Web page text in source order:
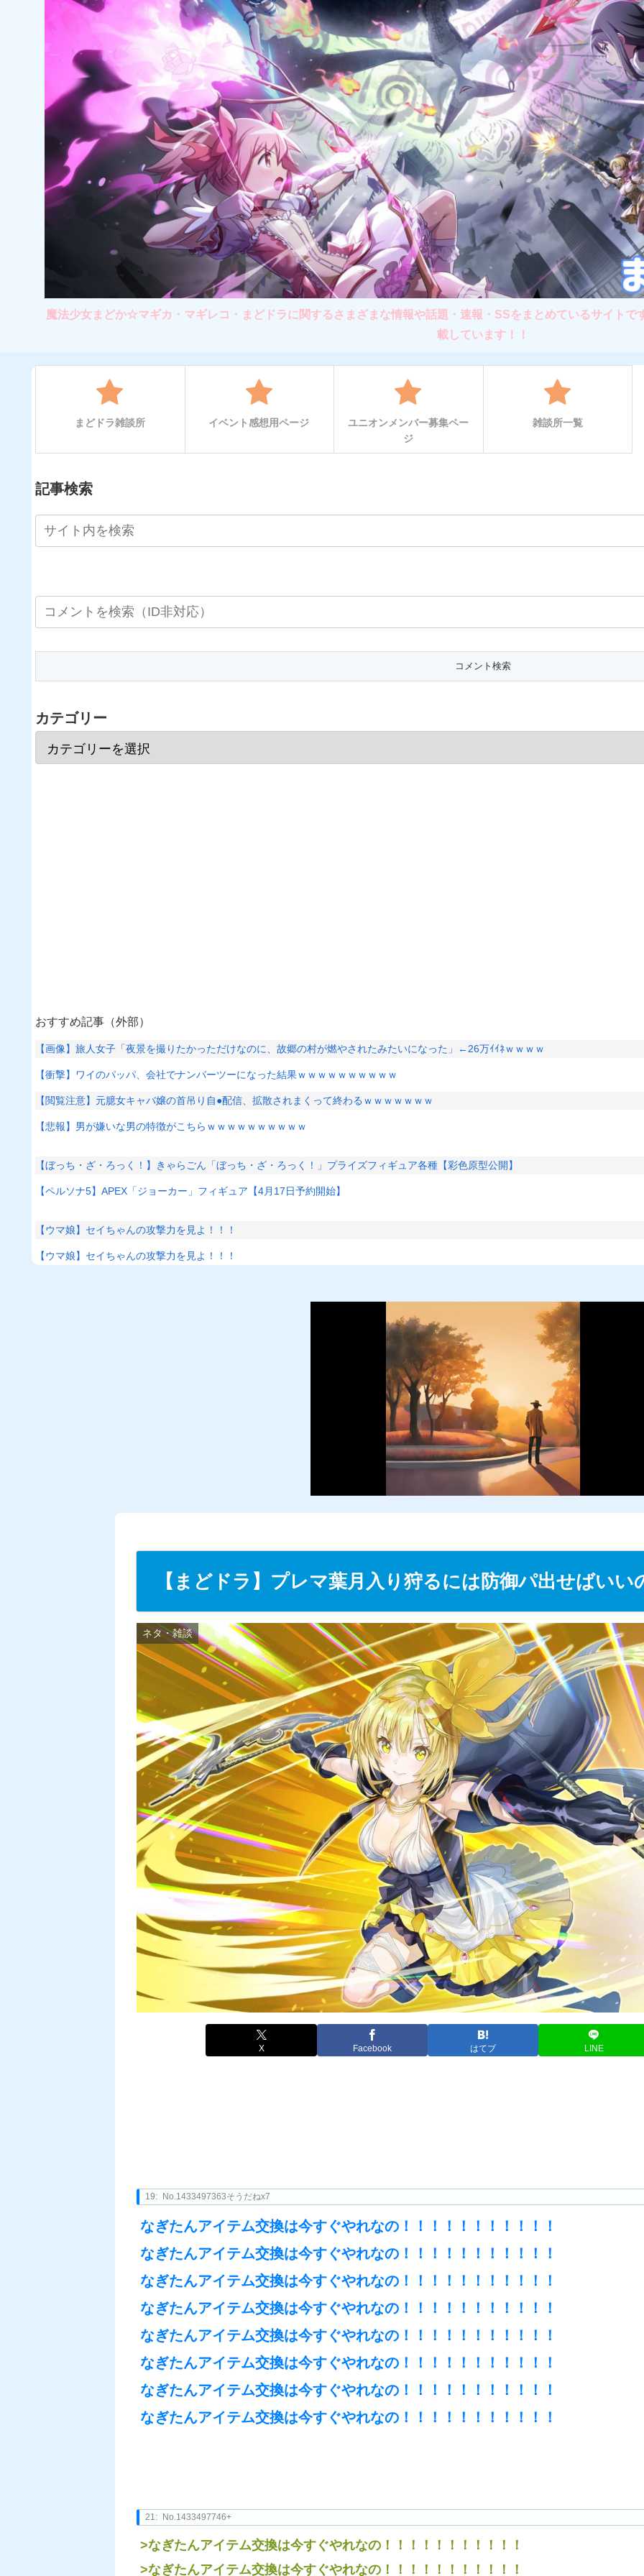
魔法少女まどか☆マギカ・マギレコ・まどドラに関するさまざまな情報や話題・速報・SSをまとめているサイト
載しています！！
まどドラ雑談所 イベント感想用ページ
ユニオンメンバー募集ペー
ジ
雑談所一覧
記事検索
カテゴリー
おすすめ記事（外部）
【画像】旅人女子「夜景を撮りたかっただけなのに、故郷の村が燃やされたみたいになった」←26万ｲｲﾈｗｗｗｗ
【衝撃】ワイのパッパ、会社でナンバーツーになった結果ｗｗｗｗｗｗｗｗｗｗ
【閲覧注意】元臆女キャバ嬢の首吊り自●配信、拡散されまくって終わるｗｗｗｗｗｗｗ
【悲報】男が嫌いな男の特徴がこちらｗｗｗｗｗｗｗｗｗｗ
【ぼっち・ざ・ろっく！】きゃらごん「ぼっち・ざ・ろっく！」プライズフィギュア各種【彩色原型公開】
【ペルソナ5】APEX「ジョーカー」フィギュア【4月17日予約開始】
【ウマ娘】セイちゃんの攻撃力を見よ！！！
【ウマ娘】セイちゃんの攻撃力を見よ！！！
M
【まどドラ】プレマ葉月入り狩るには防御パ出せばい
ネタ・雑談
X Facebook はてブ LINE
19: No.1433497363そうだねx7
なぎたんアイテム交換は今すぐやれなの！！！！！！！！！！！
なぎたんアイテム交換は今すぐやれなの！！！！！！！！！！！
なぎたんアイテム交換は今すぐやれなの！！！！！！！！！！！
なぎたんアイテム交換は今すぐやれなの！！！！！！！！！！！
なぎたんアイテム交換は今すぐやれなの！！！！！！！！！！！
なぎたんアイテム交換は今すぐやれなの！！！！！！！！！！！
なぎたんアイテム交換は今すぐやれなの！！！！！！！！！！！
なぎたんアイテム交換は今すぐやれなの！！！！！！！！！！！
21: No.1433497746+
>なぎたんアイテム交換は今すぐやれなの！！！！！！！！！！！
>なぎたんアイテム交換は今すぐやれなの！！！！！！！！！！！